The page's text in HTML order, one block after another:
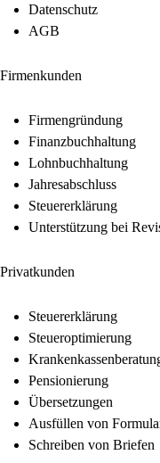
Datenschutz
AGB
Firmenkunden
Firmengründung
Finanzbuchhaltung
Lohnbuchhaltung
Jahresabschluss
Steuererklärung
Unterstützung bei
Privatkunden
Steuererklärung
Steueroptimierung
Pensionierung
Übersetzungen
Ausfüllen von
Schreiben von Briefen